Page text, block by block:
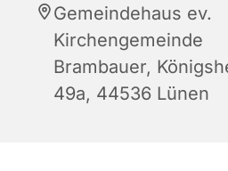
Gemeindehaus ev.
Kirchengemeinde
Brambauer,
49a, 44536 Lünen